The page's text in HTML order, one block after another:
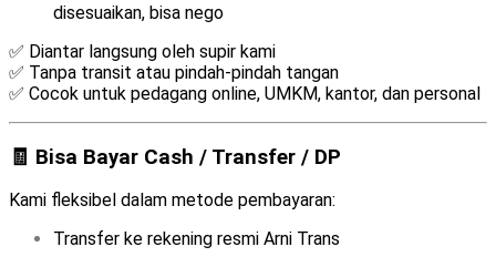
disesuaikan, bisa nego
✅ Diantar langsung oleh supir kami
✅ Tanpa transit atau pindah-pindah tangan
✅ Cocok untuk pedagang online, UMKM, kantor, dan personal
🧾 Bisa Bayar Cash / Transfer / DP
Kami fleksibel dalam metode pembayaran:
Transfer ke rekening resmi Arni Trans